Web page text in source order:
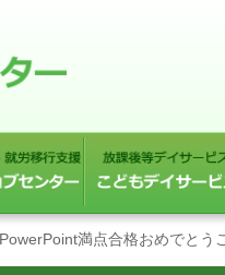
満点合格おめでとう